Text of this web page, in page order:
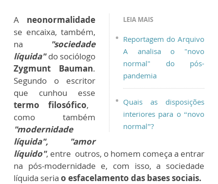
LEIA MAIS
Reportagem do Arquivo
A analisa o "novo
normal" do pós-
pandemia
Quais as disposições
interiores para o “novo
normal”?
A neonormalidade
se encaixa, também,
na
"sociedade
líquida" do sociólogo
Zygmunt Bauman.
Segundo o escritor
que cunhou esse
termo filosófico,
como também
"modernidade
líquida", "amor
líquido", entre outros, o homem começa a entrar
na pós-modernidade e, com isso, a sociedade
líquida seria o esfacelamento das bases sociais.